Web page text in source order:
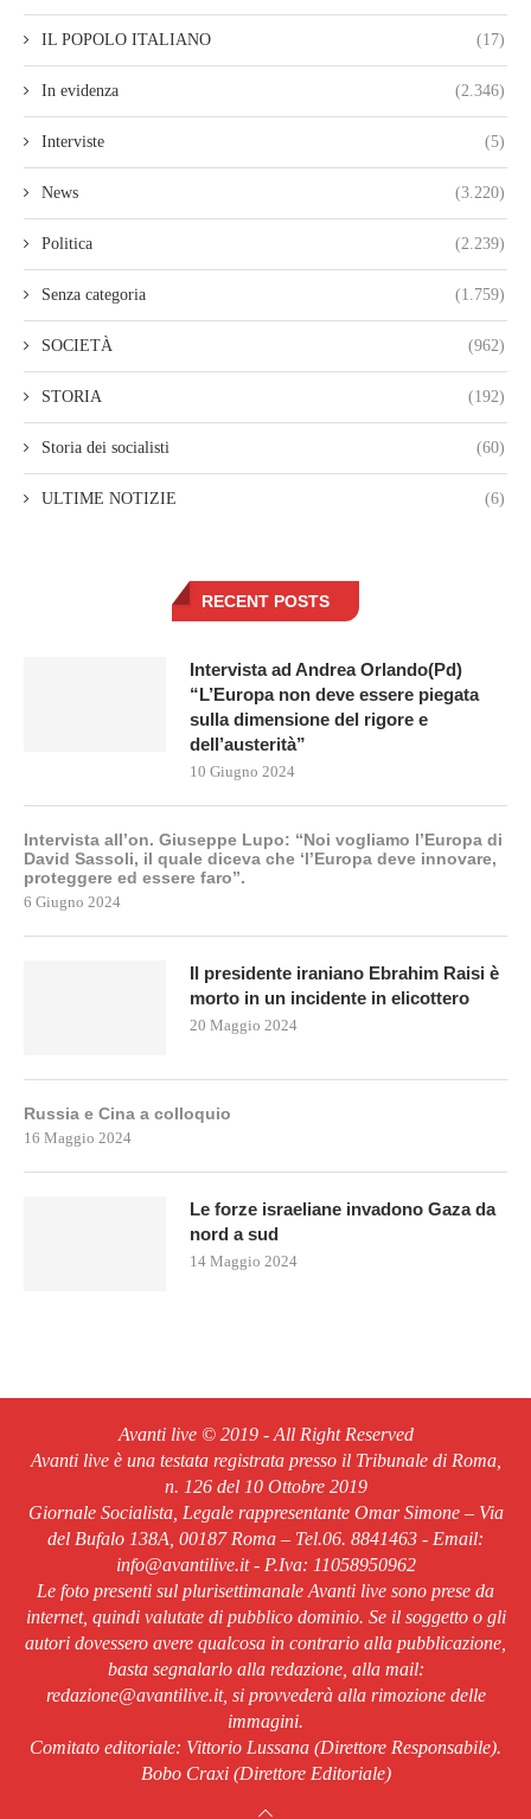
IL POPOLO ITALIANO (17)
In evidenza (2.346)
Interviste (5)
News (3.220)
Politica (2.239)
Senza categoria (1.759)
SOCIETÀ (962)
STORIA (192)
Storia dei socialisti (60)
ULTIME NOTIZIE (6)
RECENT POSTS
Intervista ad Andrea Orlando(Pd)
“L’Europa non deve essere piegata
sulla dimensione del rigore e
dell’austerità”
10 Giugno 2024
Intervista all’on. Giuseppe Lupo: “Noi vogliamo l’Europa di
David Sassoli, il quale diceva che ‘l’Europa deve innovare,
proteggere ed essere faro”.
6 Giugno 2024
Il presidente iraniano Ebrahim Raisi è
morto in un incidente in elicottero
20 Maggio 2024
Russia e Cina a colloquio
16 Maggio 2024
Le forze israeliane invadono Gaza da
nord a sud
14 Maggio 2024
Avanti live © 2019 - All Right Reserved
Avanti live è una testata registrata presso il Tribunale di Roma,
n. 126 del 10 Ottobre 2019
Giornale Socialista, Legale rappresentante Omar Simone – Via
del Bufalo 138A, 00187 Roma – Tel.06. 8841463 - Email:
info@avantilive.it - P.Iva: 11058950962
Le foto presenti sul plurisettimanale Avanti live sono prese da
internet, quindi valutate di pubblico dominio. Se il soggetto o gli
autori dovessero avere qualcosa in contrario alla pubblicazione,
basta segnalarlo alla redazione, alla mail:
redazione@avantilive.it, si provvederà alla rimozione delle
immagini.
Comitato editoriale: Vittorio Lussana (Direttore Responsabile).
Bobo Craxi (Direttore Editoriale)